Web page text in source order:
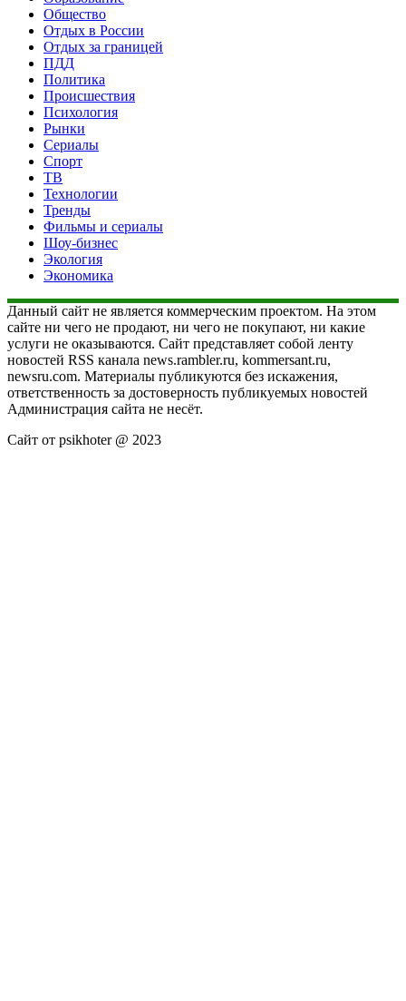
Общество
Отдых в России
Отдых за границей
ПДД
Политика
Происшествия
Психология
Рынки
Сериалы
Спорт
ТВ
Технологии
Тренды
Фильмы и сериалы
Шоу-бизнес
Экология
Экономика
Данный сайт не является коммерческим проектом. На этом
сайте ни чего не продают, ни чего не покупают, ни какие
услуги не оказываются. Сайт представляет собой ленту
новостей RSS канала news.rambler.ru, kommersant.ru,
newsru.com. Материалы публикуются без искажения,
ответственность за достоверность публикуемых новостей
Администрация сайта не несёт.
Сайт от psikhoter @ 2023